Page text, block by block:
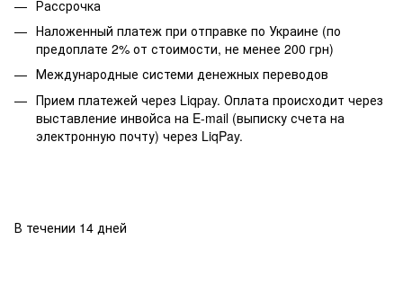
Рассрочка
Наложенный платеж при отправке по Украине (по
предоплате 2% от стоимости, не менее 200 грн)
Международные системи денежных переводов
Прием платежей через Liqpay. Оплата происходит через
выставление инвойса на E-mail (выписку счета на
электронную почту) через LiqPay.
В течении 14 дней